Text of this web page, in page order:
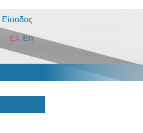
Είσοδος
En
Ελ